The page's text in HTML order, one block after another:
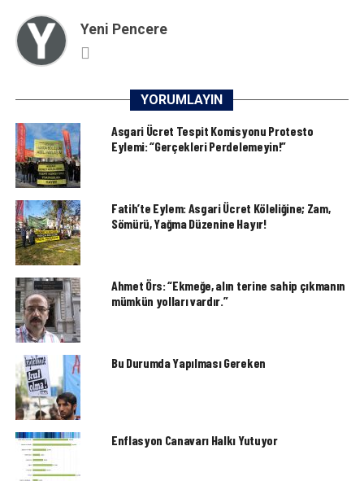
Yeni Pencere
YORUMLAYIN
Asgari Ücret Tespit Komisyonu Protesto
Eylemi: “Gerçekleri Perdelemeyin!”
Fatih’te Eylem: Asgari Ücret Köleliğine; Zam,
Sömürü, Yağma Düzenine Hayır!
Ahmet Örs: “Ekmeğe, alın terine sahip çıkmanın
mümkün yolları vardır.”
Bu Durumda Yapılması Gereken
Enflasyon Canavarı Halkı Yutuyor